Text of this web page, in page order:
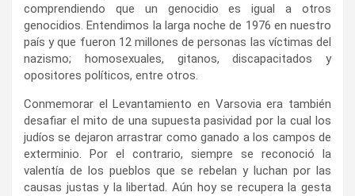
comprendiendo que un genocidio es igual a otros
genocidios. Entendimos la larga noche de 1976 en nuestro
país y que fueron 12 millones de personas las víctimas del
nazismo; homosexuales, gitanos, discapacitados y
opositores políticos, entre otros.
Conmemorar el Levantamiento en Varsovia era también
desafiar el mito de una supuesta pasividad por la cual los
judíos se dejaron arrastrar como ganado a los campos de
exterminio. Por el contrario, siempre se reconoció la
valentía de los pueblos que se rebelan y luchan por las
causas justas y la libertad. Aún hoy se recupera la gesta